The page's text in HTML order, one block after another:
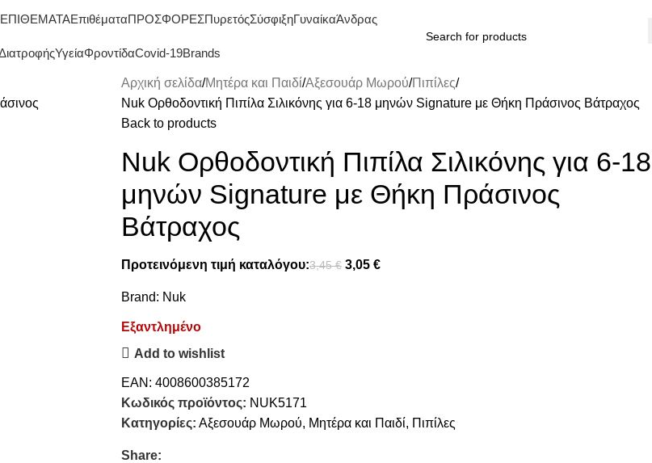
ΕΠΙΘΕΜΑΤΑΕπιθέματαΠΡΟΣΦΟΡΕΣΠυρετόςΣύσφιξηΓυναίκαΆνδρας
ΥγείαΦροντίδαCovid-19Brands
Αρχική σελίδα Μητέρα και Παιδί Αξεσουάρ Μωρού Πιπίλες
Nuk Ορθοδοντική Πιπίλα Σιλικόνης για 6-18 μηνών Signature με Θήκη Πράσινος Βάτραχος
Back to products
Nuk Ορθοδοντική Πιπίλα Σιλικόνης για 6-18
μηνών Signature με Θήκη Πράσινος
Βάτραχος
Προτεινόμενη τιμή καταλόγου:3,45€ 3,05 €
Brand: Nuk
Εξαντλημένο
Add to wishlist
EAN: 4008600385172
Κωδικός προϊόντος: NUK5171
Κατηγορίες: Αξεσουάρ Μωρού, Μητέρα και Παιδί, Πιπίλες
Share: